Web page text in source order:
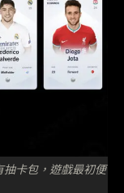
卡包，遊戲最初便